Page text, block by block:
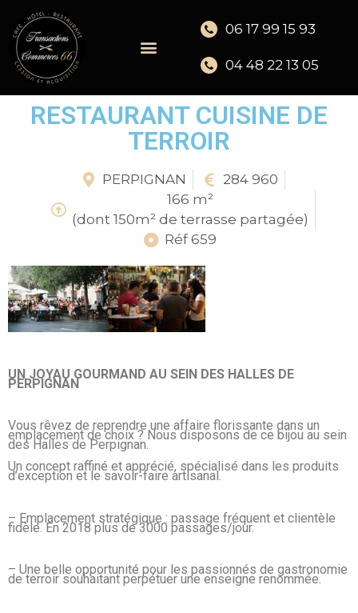
06 17 99 15 93
04 48 22 13 05
RESTAURANT CUISINE DE
TERROIR
PERPIGNAN
284 960
166 m²
(dont 150m² de terrasse partagée)
Réf 659
UN JOYAU GOURMAND AU SEIN DES HALLES DE
PERPIGNAN
Vous rêvez de reprendre une affaire florissante dans un
emplacement de choix ? Nous disposons de ce bijou au sein
des Halles de Perpignan.
Un concept raffiné et apprécié, spécialisé dans les produits
d’exception et le savoir-faire artisanal.
– Emplacement stratégique : passage fréquent et clientèle
fidèle. En 2018 plus de 3000 passages/jour.
– Une belle opportunité pour les passionnés de gastronomie
de terroir souhaitant perpétuer une enseigne renommée.